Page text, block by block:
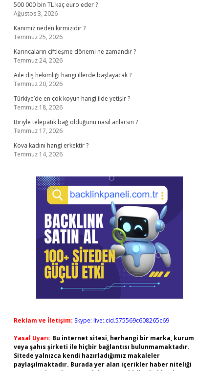
500 000 bin TL kaç euro eder ?
Ağustos 3, 2026
Kanımız neden kırmızıdır ?
Temmuz 25, 2026
Karıncaların çiftleşme dönemi ne zamandır ?
Temmuz 24, 2026
Aile diş hekimliği hangi illerde başlayacak ?
Temmuz 20, 2026
Türkiye’de en çok koyun hangi ilde yetişir ?
Temmuz 18, 2026
Biriyle telepatik bağ olduğunu nasıl anlarsın ?
Temmuz 17, 2026
Kova kadını hangi erkektir ?
Temmuz 14, 2026
Reklam ve İletişim: Skype: live:.cid.575569c608265c69
Yasal Uyarı: Bu internet sitesi, herhangi bir marka, kurum
veya şahıs şirketi ile hiçbir bağlantısı bulunmamaktadır.
Sitede yalnızca kendi hazırladığımız makaleler
paylaşılmaktadır. Burada yer alan içerikler haber niteliği